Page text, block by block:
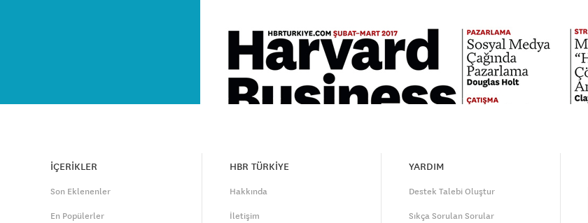
İÇERİKLER
Son Eklenenler
En Popülerler
HBR TÜRKİYE
Hakkında
İletişim
YARDIM
Destek Talebi Oluştur
Sıkça Sorulan Sorular